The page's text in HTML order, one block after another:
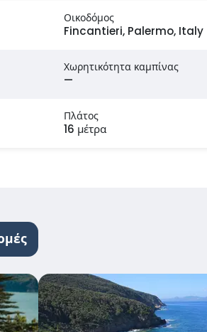
Οικοδόμος
Fincantieri, Palermo, Italy
Χωρητικότητα καμπίνας
—
Πλάτος
16 μέτρα